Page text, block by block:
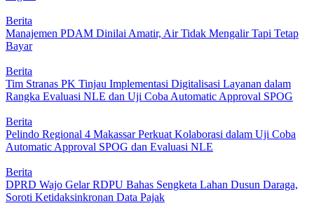
Berita
Manajemen PDAM Dinilai Amatir, Air Tidak Mengalir Tapi Tetap
Bayar
Berita
Tim Stranas PK Tinjau Implementasi Digitalisasi Layanan dalam
Rangka Evaluasi NLE dan Uji Coba Automatic Approval SPOG
Berita
Pelindo Regional 4 Makassar Perkuat Kolaborasi dalam Uji Coba
Automatic Approval SPOG dan Evaluasi NLE
Berita
DPRD Wajo Gelar RDPU Bahas Sengketa Lahan Dusun Daraga,
Soroti Ketidaksinkronan Data Pajak